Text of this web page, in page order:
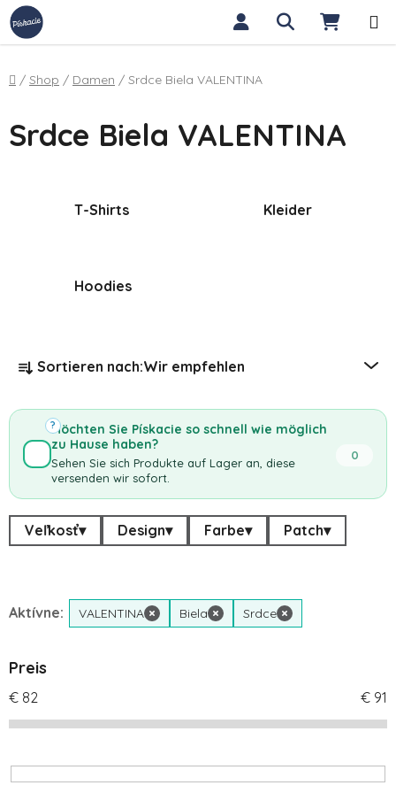
Zum Inhalt springen Suchen
Startseite
/ Shop / Damen / Srdce Biela VALENTINA
Srdce Biela VALENTINA
T-Shirts Kleider
Hoodies
Sortieren nach:Wir empfehlen
Möchten Sie Pískacie so schnell wie möglich
zu Hause haben?
Sehen Sie sich Produkte auf Lager an, diese
versenden wir sofort.
0
?
Veľkosť▾ Design▾ Farbe▾ Patch▾
Aktívne: VALENTINA × Biela × Srdce ×
Preis
€ 82 € 91